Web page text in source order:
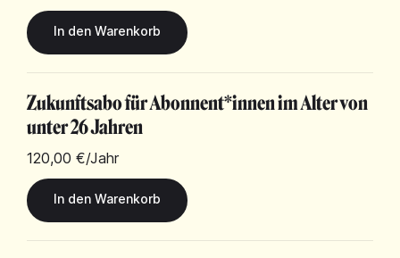
Zukunftsabo für Abonnent*innen im Alter von
unter 26 Jahren
120,00 €/Jahr